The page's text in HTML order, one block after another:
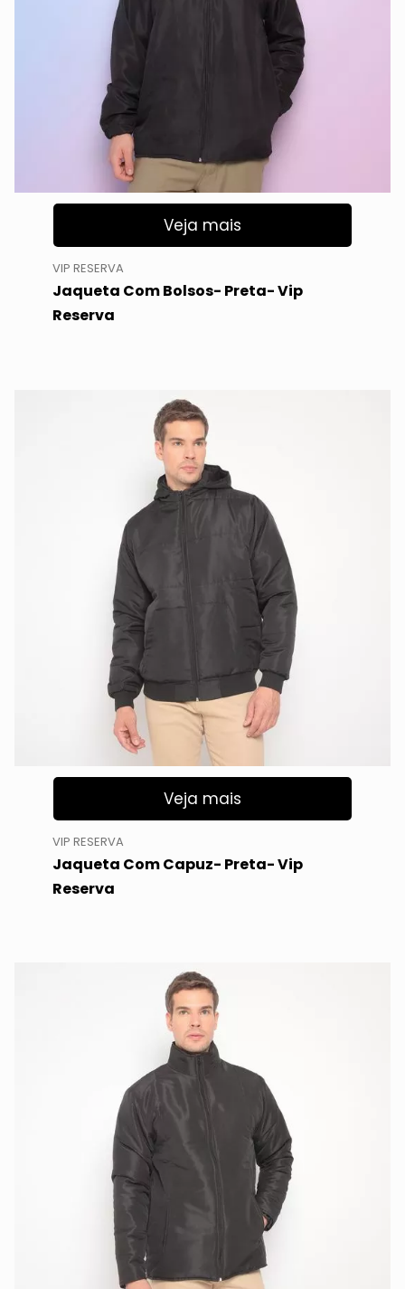
Veja mais
VIP RESERVA
Jaqueta Com Bolsos- Preta- Vip
Reserva
Veja mais
VIP RESERVA
Jaqueta Com Capuz- Preta- Vip
Reserva